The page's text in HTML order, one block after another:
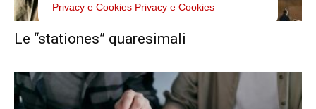
Privacy e Cookies Privacy e Cookies
Le “stationes” quaresimali